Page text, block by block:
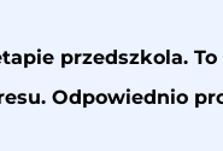
przedszkola.
Odpowiednio